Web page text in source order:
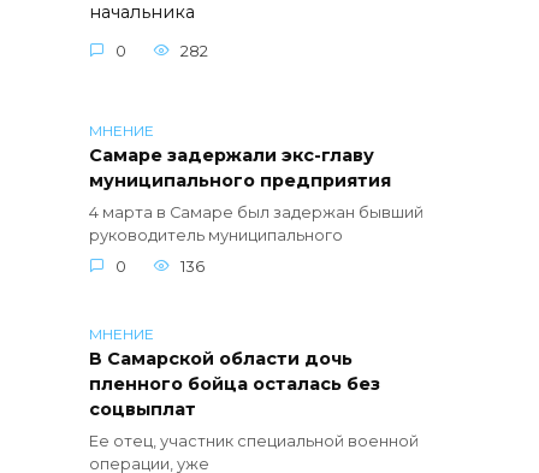
начальника
0 282
МНЕНИЕ
Самаре задержали экс-главу
муниципального предприятия
4 марта в Самаре был задержан бывший
руководитель муниципального
0
136
МНЕНИЕ
В Самарской области дочь
пленного бойца осталась без
соцвыплат
Ее отец, участник специальной военной
операции, уже